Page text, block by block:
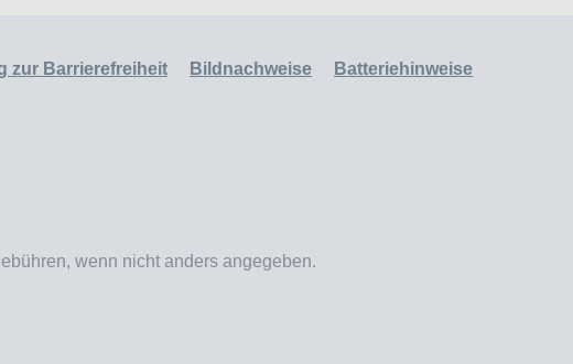
zur Barrierefreiheit Bildnachweise
Batteriehinweise
wenn nicht anders angegeben.